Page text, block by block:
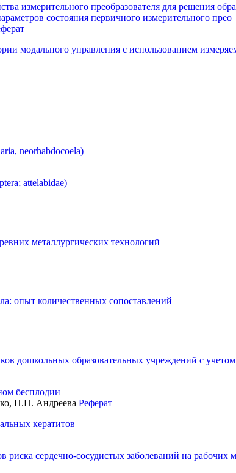
измерительного преобразователя для решения
состояния первичного измерительного прео
модального управления с использованием
neorhabdocoela)
attelabidae)
металлургических технологий
опыт количественных сопоставлений
дошкольных образовательных учреждений с
бесплодии
Н.Н. Андреева Реферат
кератитов
риска сердечно-сосудистых заболеваний на